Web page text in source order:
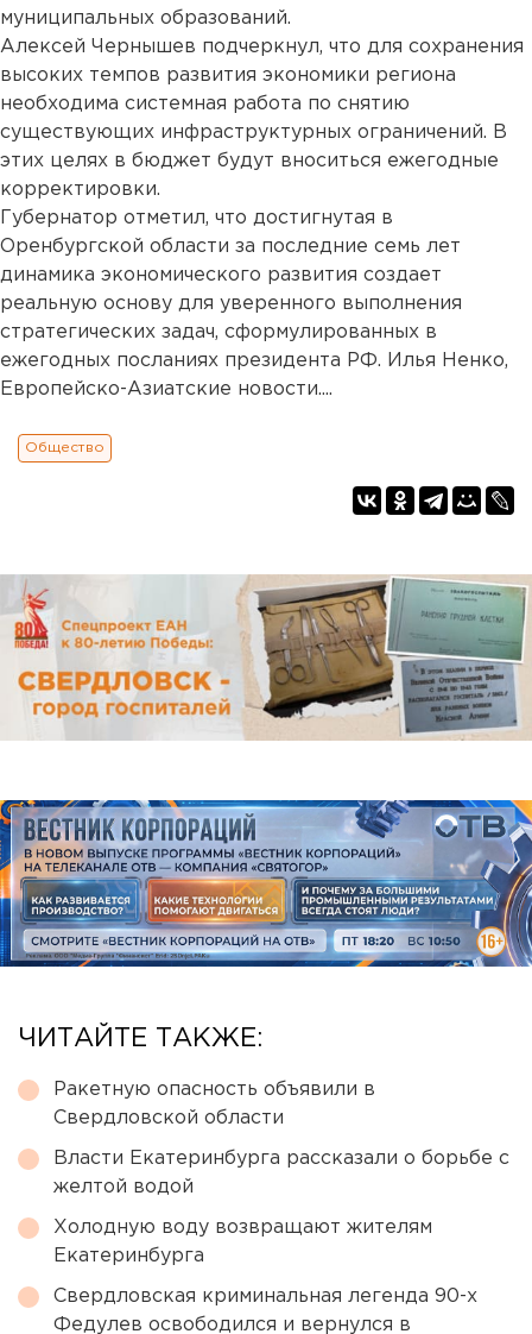
муниципальных образований.
Алексей Чернышев подчеркнул, что для сохранения
высоких темпов развития экономики региона
необходима системная работа по снятию
существующих инфраструктурных ограничений. В
этих целях в бюджет будут вноситься ежегодные
корректировки.
Губернатор отметил, что достигнутая в
Оренбургской области за последние семь лет
динамика экономического развития создает
реальную основу для уверенного выполнения
стратегических задач, сформулированных в
ежегодных посланиях президента РФ. Илья Ненко,
Европейско-Азиатские новости....
Общество
ЧИТАЙТЕ ТАКЖЕ:
Ракетную опасность объявили в
Свердловской области
Власти Екатеринбурга рассказали о борьбе с
желтой водой
Холодную воду возвращают жителям
Екатеринбурга
Свердловская криминальная легенда 90-х
Федулев освободился и вернулся в